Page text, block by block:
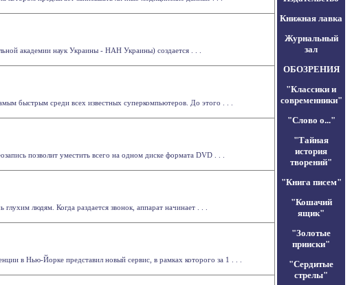
академии наук Украины - НАН Украины) создается . . .
быстрым среди всех известных суперкомпьютеров. До этого . . .
позволит уместить всего на одном диске формата DVD . . .
людям. Когда раздается звонок, аппарат начинает . . .
в Нью-Йорке представил новый сервис, в рамках которого за 1 . . .
Книжная лавка
Журнальный
зал
ОБОЗРЕНИЯ
"Классики и
современники"
"Слово о..."
"Тайная
история
творений"
"Книга писем"
"Кошачий
ящик"
"Золотые
прииски"
"Сердитые
стрелы"